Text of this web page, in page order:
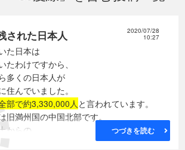
された日本人 2020/07/28
10:27
た日本は
たわけですから、
多くの日本人が
住んでいました。
部で約3,330,000人 と言われています。
旧満州国の中国北部です。
からの
が戦後多く語られています。
つづきを読む